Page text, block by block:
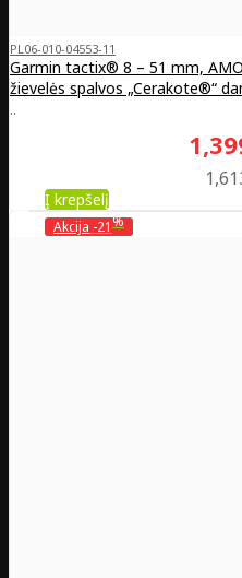
PL06-010-04553-11
Garmin tactix® 8 – 51 mm,
žievelės spalvos „Cerakote®“
..
Į krepšelį
Akcija -21%